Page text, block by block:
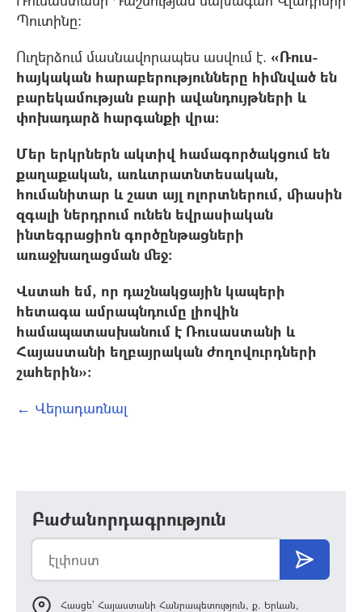
Պուտինը:
Ուղերձում մասնավորապես ասվում է. «Ռուս-
հայկական հարաբերությունները հիմնված են
բարեկամության բարի ավանդույթների և
փոխադարձ հարգանքի վրա:
Մեր երկրներն ակտիվ համագործակցում են
քաղաքական, առևտրատնտեսական,
հումանիտար և շատ այլ ոլորտներում, միասին
զգալի ներդրում ունեն եվրասիական
ինտեգրացիոն գործընթացների
առաջխաղացման մեջ:
Վստահ եմ, որ դաշնակցային կապերի
հետագա ամրապնդումը լիովին
համապատասխանում է Ռուսաստանի և
Հայաստանի եղբայրական ժողովուրդների
շահերին»:
← Վերադառնալ
Բաժանորդագրություն
Հասցե՝ Հայաստանի Հանրապետություն, ք. Երևան,